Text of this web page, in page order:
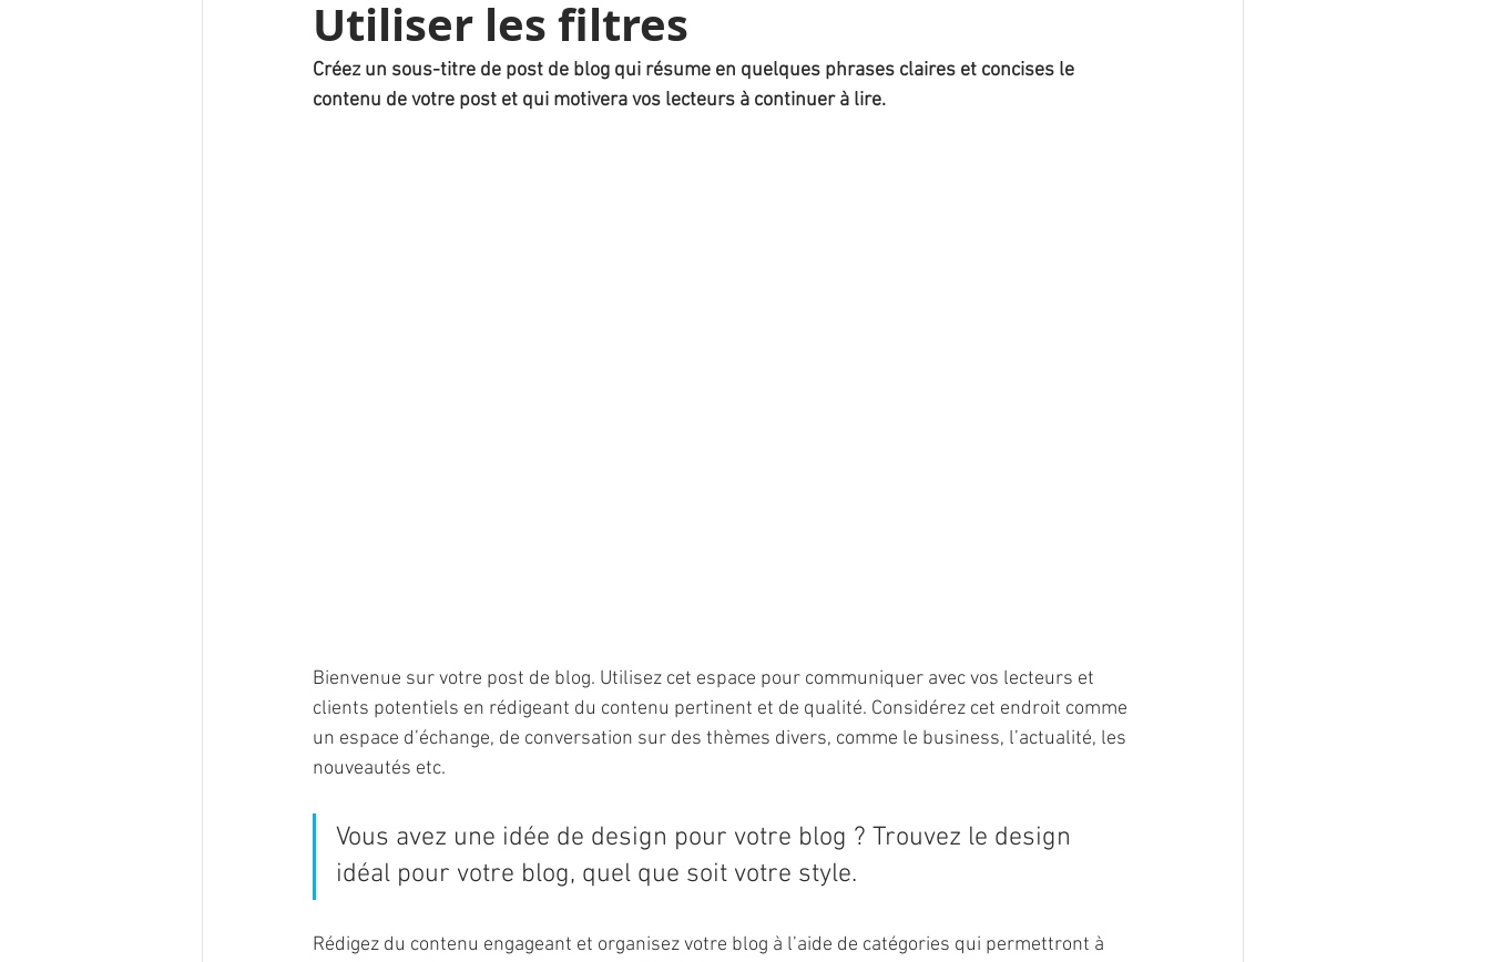
Utiliser les filtres
Créez un sous-titre de post de blog qui résume en quelques phrases claires et concises le
contenu de votre post et qui motivera vos lecteurs à continuer à lire.
Bienvenue sur votre post de blog. Utilisez cet espace pour communiquer avec vos lecteurs et
clients potentiels en rédigeant du contenu pertinent et de qualité. Considérez cet endroit comme
un espace d’échange, de conversation sur des thèmes divers, comme le business, l’actualité, les
nouveautés etc.
Vous avez une idée de design pour votre blog ? Trouvez le design
idéal pour votre blog, quel que soit votre style.
Rédigez du contenu engageant et organisez votre blog à l’aide de catégories qui permettront à